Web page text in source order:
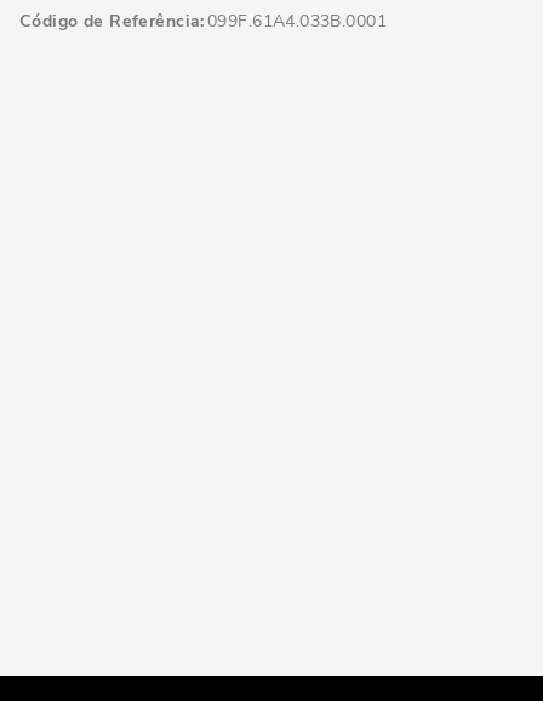
Código de Referência 099F.61A4.033B.0001